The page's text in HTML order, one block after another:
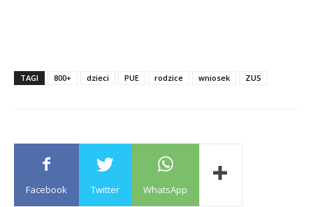
TAGI 800+ dzieci PUE rodzice wniosek ZUS
Facebook Twitter WhatsApp